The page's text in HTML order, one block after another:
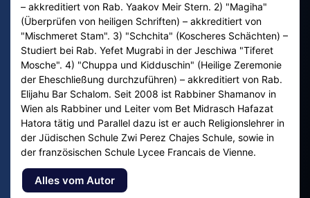
– akkreditiert von Rab. Yaakov Meir Stern. 2) "Magiha"
(Überprüfen von heiligen Schriften) – akkreditiert von
"Mischmeret Stam". 3) "Schchita" (Koscheres Schächten) –
Studiert bei Rab. Yefet Mugrabi in der Jeschiwa "Tiferet
Mosche". 4) "Chuppa und Kidduschin" (Heilige Zeremonie
der Eheschließung durchzuführen) – akkreditiert von Rab.
Elijahu Bar Schalom. Seit 2008 ist Rabbiner Shamanov in
Wien als Rabbiner und Leiter vom Bet Midrasch Hafazat
Hatora tätig und Parallel dazu ist er auch Religionslehrer in
der Jüdischen Schule Zwi Perez Chajes Schule, sowie in
der französischen Schule Lycee Francais de Vienne.
Alles vom Autor